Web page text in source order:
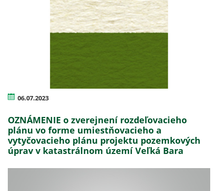
06.07.2023
OZNÁMENIE o zverejnení rozdeľovacieho
plánu vo forme umiestňovacieho a
vytyčovacieho plánu projektu pozemkových
úprav v katastrálnom území Veľká Bara